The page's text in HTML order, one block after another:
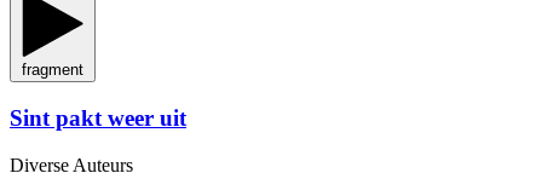
fragment
Sint pakt weer uit
Diverse Auteurs